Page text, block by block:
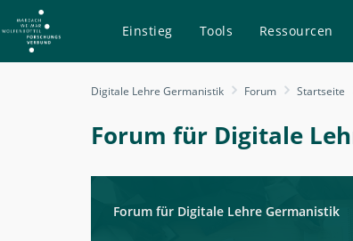
Einstieg Tools Ressourcen
und
Tools
Forum
Digitale Lehre Germanistik Forum Startseite
Forum für Digitale
Forum für Digitale Lehre Germanistik